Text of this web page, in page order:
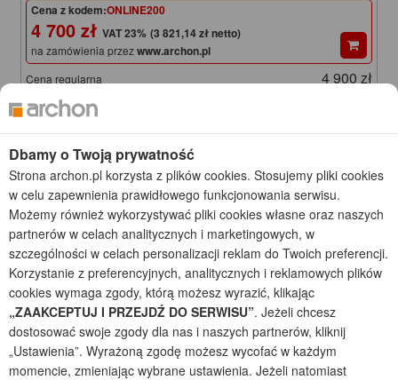
Cena z kodem:ONLINE200
4 700 zł (3 821,14 zł netto)
na zamówienia przezwww.archon.pl
Cena regularna 4 900 zł
Dbamy o Twoją prywatność
Strona archon.pl korzysta z plików cookies. Stosujemy pliki cookies
w celu zapewnienia prawidłowego funkcjonowania serwisu.
Możemy również wykorzystywać pliki cookies własne oraz naszych
partnerów w celach analitycznych i marketingowych, w
szczególności w celach personalizacji reklam do Twoich preferencji.
Korzystanie z preferencyjnych, analitycznych i reklamowych plików
cookies wymaga zgody, którą możesz wyrazić, klikając
„ZAAKCEPTUJ I PRZEJDŹ DO SERWISU”. Jeżeli chcesz
dostosować swoje zgody dla nas i naszych partnerów, kliknij
„Ustawienia”. Wyrażoną zgodę możesz wycofać w każdym
momencie, zmieniając wybrane ustawienia. Jeżeli natomiast